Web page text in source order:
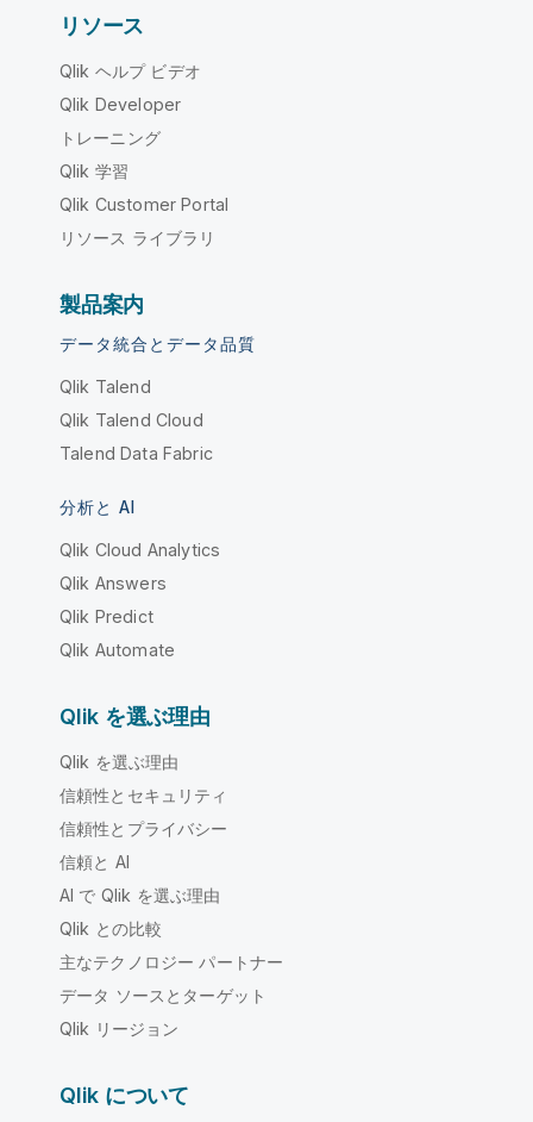
リソース
Qlik ヘルプ ビデオ
Qlik Developer
トレーニング
Qlik 学習
Qlik Customer Portal
リソース ライブラリ
製品案内
データ統合とデータ品質
Qlik Talend
Qlik Talend Cloud
Talend Data Fabric
分析と AI
Qlik Cloud Analytics
Qlik Answers
Qlik Predict
Qlik Automate
Qlik を選ぶ理由
Qlik を選ぶ理由
信頼性とセキュリティ
信頼性とプライバシー
信頼と AI
AI で Qlik を選ぶ理由
Qlik との比較
主なテクノロジー パートナー
データ ソースとターゲット
Qlik リージョン
Qlik について